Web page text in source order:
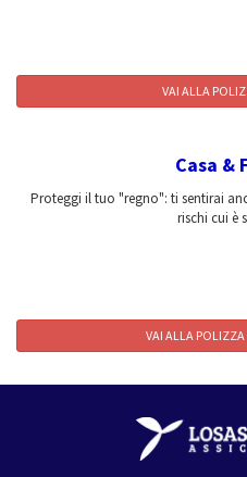
VAI ALLA
Casa &
Proteggi il tuo "regno": ti sentirai
rischi cui è
VAI ALLA